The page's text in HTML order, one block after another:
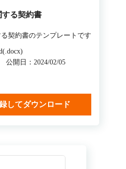
る契約書
契約書のテンプレートです
公開日：2024/02/05
してダウンロード